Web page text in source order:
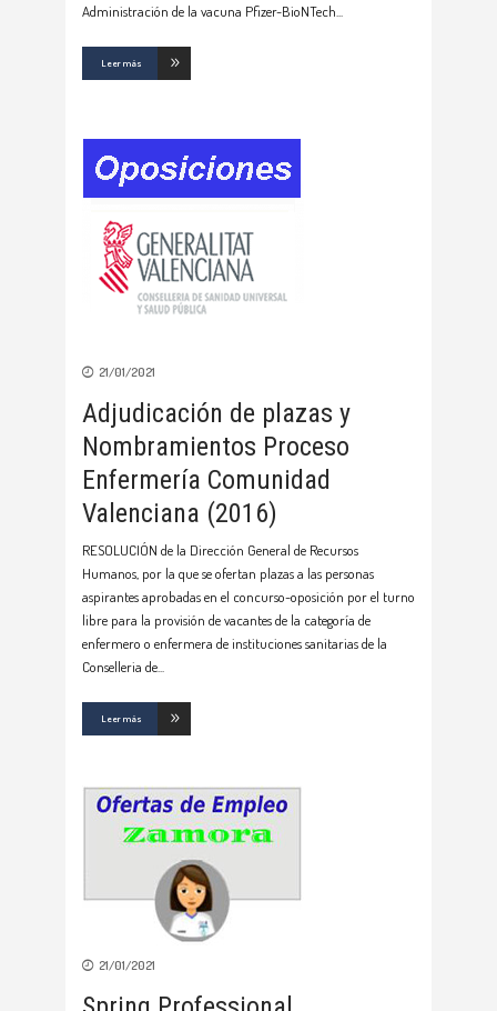
Administración de la vacuna Pfizer-BioNTech
Leer más
21/01/2021
Adjudicación de plazas y
Nombramientos Proceso
Enfermería Comunidad
Valenciana (2016)
RESOLUCIÓN de la Dirección General de Recursos
Humanos, por la que se ofertan plazas a las personas
aspirantes aprobadas en el concurso-oposición por el turno
libre para la provisión de vacantes de la categoría de
enfermero o enfermera de instituciones sanitarias de la
Conselleria de
Leer más
21/01/2021